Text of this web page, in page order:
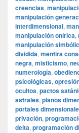
creencias,
manipulación
interdimensional,
manipulación onírica,
manipulación
dividida, mentira
negra, misticismo,
numerología,
psicológicas,
ocultos, pactos
astrales, planos
portales
privación,
delta, programación